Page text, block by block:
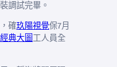
調試完畢。
確玖陽視覺保7月
經典大圖工人員全